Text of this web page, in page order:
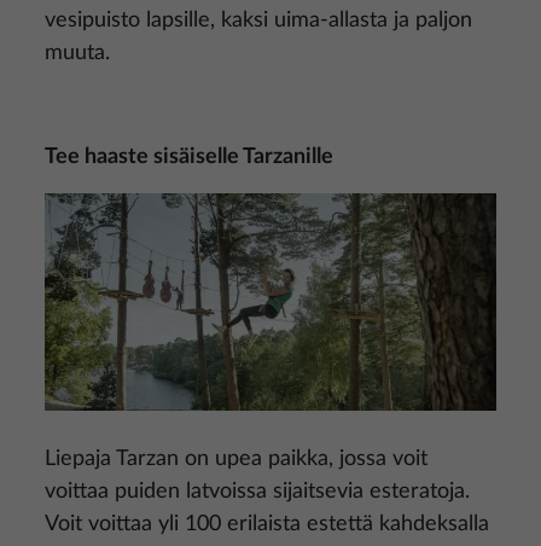
vesipuisto lapsille, kaksi uima-allasta ja paljon
muuta.
Tee haaste sisäiselle Tarzanille
Kuva
Liepaja Tarzan on upea paikka, jossa voit
voittaa puiden latvoissa sijaitsevia esteratoja.
Voit voittaa yli 100 erilaista estettä kahdeksalla